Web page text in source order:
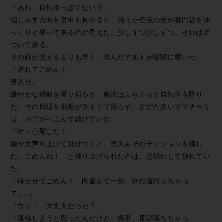
「あれ、自転車っぽくない？」
指し示す方向を宮田も見やると、濁った橙色の光が裏門坂をゆ
っくりと登って来るのが見えた。少しずつ少しずつ、それは近
づいて来る。
その顔が見えるよりも早く、澄んだアルトが暗闇に響いた。
「遅れてごめん！」
奥沢だ。
緩やかな傾斜を登り切ると、奥沢はふらふらと自転車を降り
た。その周辺を由梨がライトで照らす。古びた赤いママチャリ
は、カゴがへこんで錆びていた。
「叶～心配した！」
馨が大声を上げて飛びつくと、奥沢もそのテンションを模し
た。ごめんね！ と張り上げられた声は、息切れして掠れてい
た。
「待たせてごめん！ 間違えて一回、別の道行っちゃっ
て……」
「ウソ！ 大丈夫だった？」
「連絡しようと思ったんだけど、携帯、電源落ちちゃっ